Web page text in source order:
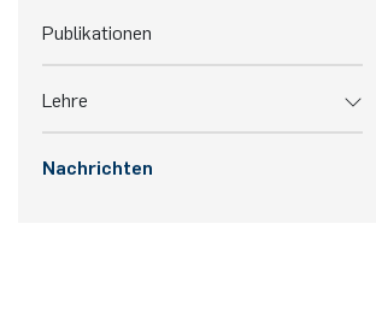
Publikationen
Lehre
Nachrichten